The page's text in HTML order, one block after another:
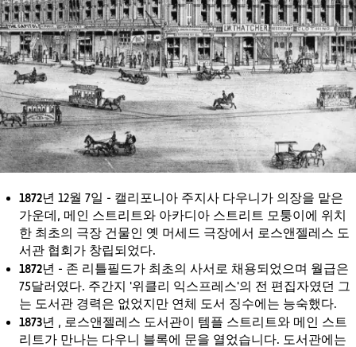
1872년 12월 7일 - 캘리포니아 주지사 다우니가 의장을 맡은
가운데, 메인 스트리트와 아카디아 스트리트 모퉁이에 위치
한 최초의 극장 건물인 옛 머세드 극장에서 로스앤젤레스 도
서관 협회가 창립되었다.
1872년 - 존 리틀필드가 최초의 사서로 채용되었으며 월급은
75달러였다. 주간지 '위클리 익스프레스'의 전 편집자였던 그
는 도서관 경력은 없었지만 연체 도서 징수에는 능숙했다.
1873년 , 로스앤젤레스 도서관이 템플 스트리트와 메인 스트
리트가 만나는 다우니 블록에 문을 열었습니다. 도서관에는